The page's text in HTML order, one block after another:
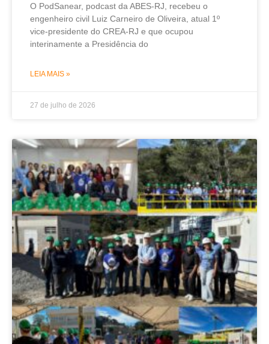
O PodSanear, podcast da ABES-RJ, recebeu o
engenheiro civil Luiz Carneiro de Oliveira, atual 1º
vice-presidente do CREA-RJ e que ocupou
interinamente a Presidência do
LEIA MAIS »
27 de julho de 2026